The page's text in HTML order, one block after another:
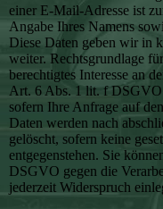
einer E-Mail-Adresse ist
Angabe Ihres Namens
Diese Daten geben wir in
weiter. Rechtsgrundlage
berechtigtes Interesse an
Art. 6 Abs. 1 lit. f
sofern Ihre Anfrage auf
Daten werden nach
gelöscht, sofern keine
entgegenstehen. Sie
DSGVO gegen die
jederzeit Widerspruch